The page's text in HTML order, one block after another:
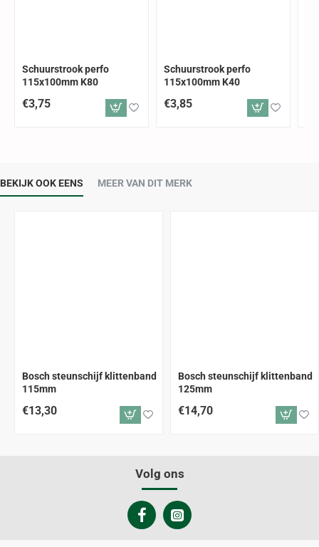
Schuurstrook perfo
115x100mm K80
€3,75
Schuurstrook perfo
115x100mm K40
€3,85
BEKIJK OOK EENS MEER VAN DIT MERK
Bosch steunschijf klittenband
115mm
€13,30
Bosch steunschijf klittenband
125mm
€14,70
Volg ons